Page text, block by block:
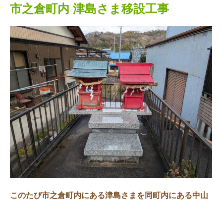
市之倉町内 津島さま移設工事
このたび市之倉町内にある津島さまを同町内にある中山